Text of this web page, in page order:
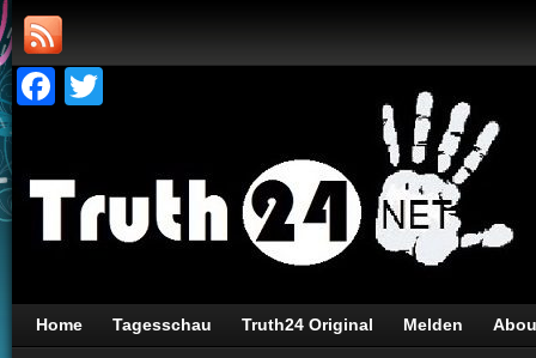
Facebook
Home Tagesschau Truth24 Original Melden